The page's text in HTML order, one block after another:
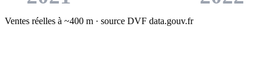
Ventes réelles à ~400 m · source DVF data.gouv.fr